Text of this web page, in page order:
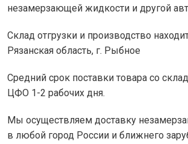
незамерзающей жидкости и другой
Склад отгрузки и производство
Рязанская область, г. Рыбное
Средний срок поставки товара со
ЦФО 1-2 рабочих дня.
Мы осуществляем доставку
в любой город России и ближнего